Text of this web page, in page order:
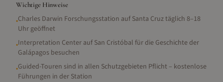
Wichtige Hinweise
•Charles Darwin Forschungsstation auf Santa Cruz täglich 8–18
Uhr geöffnet
•Interpretation Center auf San Cristóbal für die Geschichte der
Galápagos besuchen
•Guided-Touren sind in allen Schutzgebieten Pflicht – kostenlose
Führungen in der Station